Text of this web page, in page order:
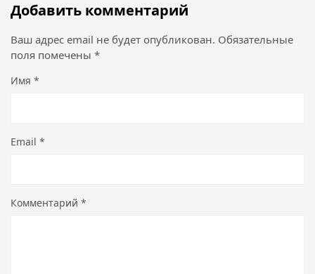
Добавить комментарий
Ваш адрес email не будет опубликован. Обязательные
поля помечены *
Имя *
Email *
Комментарий *